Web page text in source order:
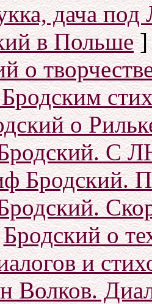
дача под
в Польше]
о
о
С
Бродский.
Бродский о
и
Волков.